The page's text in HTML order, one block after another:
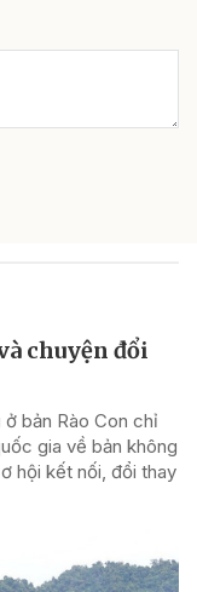
chuyện đổi
bản Rào Con chỉ
gia về bản không
hội kết nối, đổi thay